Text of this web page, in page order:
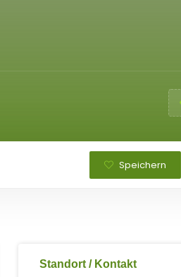
Speichern
Standort / Kontakt